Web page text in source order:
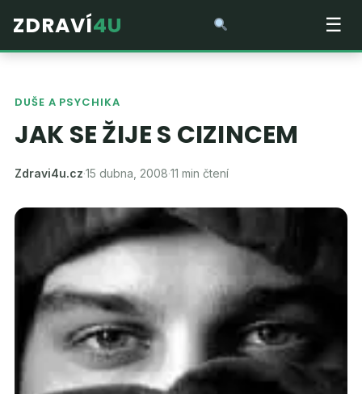
ZDRAVÍ4U ☰
DUŠE A PSYCHIKA
JAK SE ŽIJE S CIZINCEM
Zdravi4u.cz·15 dubna, 2008·11 min čtení